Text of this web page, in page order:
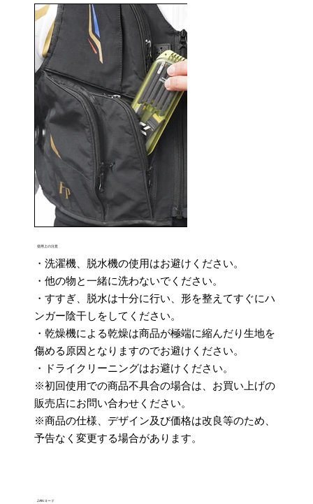
使用上の注意
・洗濯機、脱水機の使用はお避けください。
・他の物と一緒に洗わないでください。
・すすぎ、脱水は十分に行い、形を整えてすぐにハ
ンガー陰干しをしてください。
・乾燥機による乾燥は商品が極端に縮んだり生地を
傷める原因となりますのでお避けください。
・ドライクリーニングはお避けください。
※初回使用での商品不具合の場合は、お買い上げの
販売店にお問い合わせください。
※商品の仕様、デザイン及び価格は改良等のため、
予告なく変更する場合があります。
JANコード